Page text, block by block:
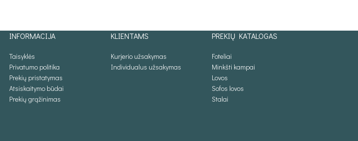
INFORMACIJA
Taisyklės
Privatumo politika
Prekių pristatymas
Atsiskaitymo būdai
Prekių grąžinimas
KLIENTAMS
Kurjerio užsakymas
Individualus užsakymas
PREKIŲ KATALOGAS
Foteliai
Minkšti kampai
Lovos
Sofos lovos
Stalai